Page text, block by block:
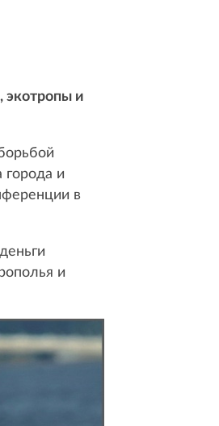
экотропы и
города и
в
и